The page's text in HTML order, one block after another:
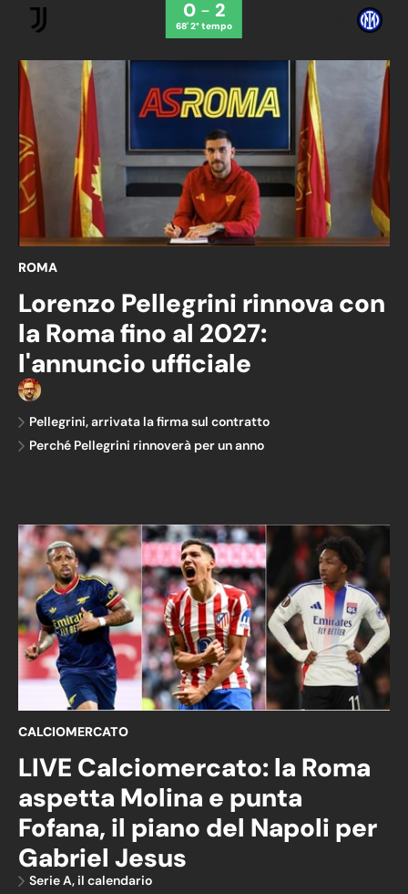
0 - 2
68' 2° tempo
ROMA
Lorenzo Pellegrini rinnova con
la Roma fino al 2027:
l'annuncio ufficiale
Pellegrini, arrivata la firma sul contratto
Perché Pellegrini rinnoverà per un anno
CALCIOMERCATO
LIVE Calciomercato: la Roma
aspetta Molina e punta
Fofana, il piano del Napoli per
Gabriel Jesus
Serie A, il calendario